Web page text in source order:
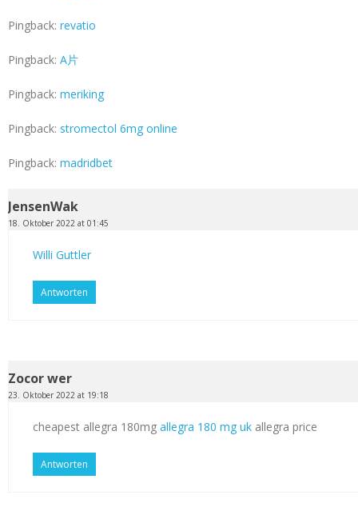
Pingback: revatio
Pingback: A片
Pingback: meriking
Pingback: stromectol 6mg online
Pingback: madridbet
JensenWak
18. Oktober 2022 at 01:45
Willi Guttler
Antworten
Zocor wer
23. Oktober 2022 at 19:18
cheapest allegra 180mg allegra 180 mg uk allegra price
Antworten